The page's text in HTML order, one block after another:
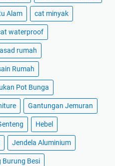
Alam cat minyak
waterproof
rumah
Rumah
Pot Bunga
Gantungan Jemuran
Hebel
Jendela Aluminium
Burung Besi